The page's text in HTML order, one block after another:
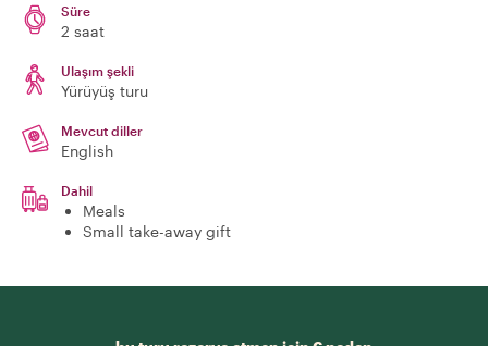
Süre
2 saat
Ulaşım şekli
Yürüyüş turu
Mevcut diller
English
Dahil
Meals
Small take-away gift